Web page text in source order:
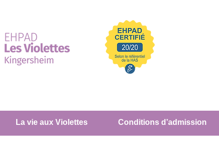
La vie aux Violettes Conditions d’admission